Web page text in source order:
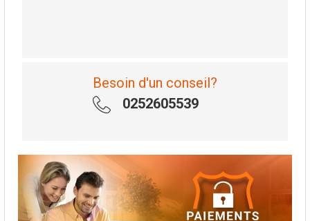
Besoin d'un conseil?
0252605539